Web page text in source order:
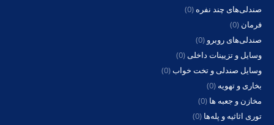
صندلی‌های چند نفره (0)
فرمان (0)
صندلی‌های روبرو (0)
وسایل و تزیینات داخلی(0)
وسایل صندلی و تخت خواب(0)
بخاری و تهویه (0)
مخازن و جعبه ها (0)
توری اثاثیه و پله‌ها (0)